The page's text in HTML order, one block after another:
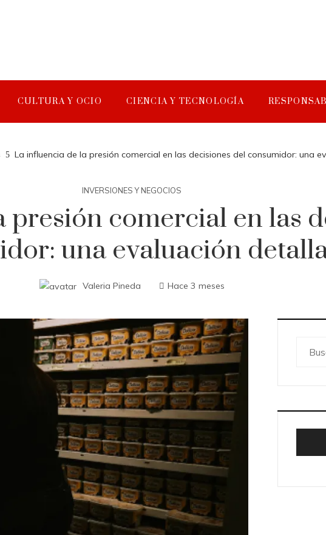
CULTURA Y OCIO CIENCIA Y TECNOLOGÍA
La influencia de la presión comercial en las decisiones del consumidor: una
INVERSIONES Y NEGOCIOS
comercial en las
una evaluación
Valeria Pineda Hace 3 meses